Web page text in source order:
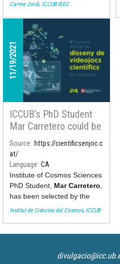
Carme Jordi, ICCUB-IEEC
11/19/2021
ICCUB’s PhD Student
Mar Carretero could be
the new lead of the
CientifiKs en Joc
videogame
Source
https://cientificsenjoc.c
at/
Language CA
Institute of Cosmos Sciences
PhD Student, Mar Carretero
has been selected by the
school La Forja of Alpens as
CientifiKs En Joc.
Institut de Ciències del Cosmos, ICCUB